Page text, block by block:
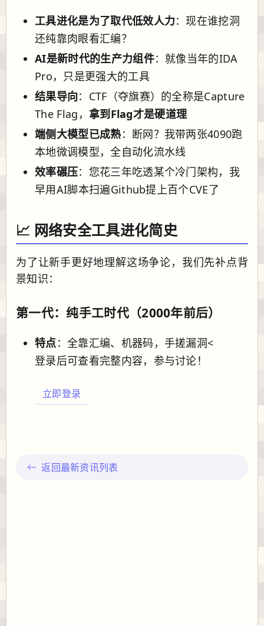
工具进化是为了取代低效人力：现在谁挖洞
还纯靠肉眼看汇编？
AI是新时代的生产力组件：就像当年的IDA
Pro，只是更强大的工具
结果导向：CTF（夺旗赛）的全称是Capture
The Flag， 拿到Flag才是硬道理
端侧大模型已成熟：断网？我带两张4090跑
本地微调模型，全自动化流水线
效率碾压：您花三年吃透某个冷门架构，我
早用AI脚本扫遍Github提上百个CVE了
📈 网络安全工具进化简史
为了让新手更好地理解这场争论，我们先补点背
景知识：
第一代：纯手工时代（2000年前后）
特点：全靠汇编、机器码，手搓漏洞<
登录后可查看完整内容，参与讨论！
立即登录
返回最新资讯列表